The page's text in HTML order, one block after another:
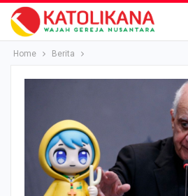
Home Berita